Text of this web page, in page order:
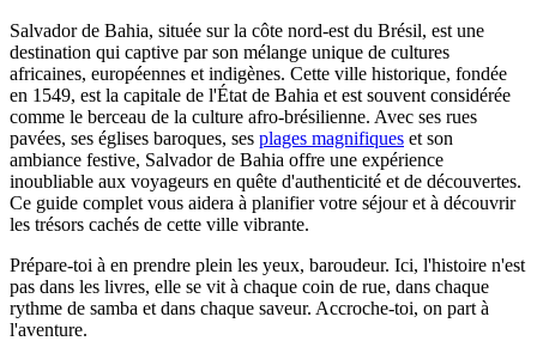
Salvador de Bahia, située sur la côte nord-est du Brésil, est une
destination qui captive par son mélange unique de cultures
africaines, européennes et indigènes. Cette ville historique, fondée
en 1549, est la capitale de l'État de Bahia et est souvent considérée
comme le berceau de la culture afro-brésilienne. Avec ses rues
pavées, ses églises baroques, ses plages magnifiques et son
ambiance festive, Salvador de Bahia offre une expérience
inoubliable aux voyageurs en quête d'authenticité et de découvertes.
Ce guide complet vous aidera à planifier votre séjour et à découvrir
les trésors cachés de cette ville vibrante.
Prépare-toi à en prendre plein les yeux, baroudeur. Ici, l'histoire n'est
pas dans les livres, elle se vit à chaque coin de rue, dans chaque
rythme de samba et dans chaque saveur. Accroche-toi, on part à
l'aventure.